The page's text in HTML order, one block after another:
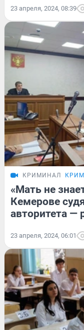
23 апреля, 2024, 08:39
КРИМИНАЛ
«Мать не
Кемерове
авторитета —
23 апреля, 2024, 06:01